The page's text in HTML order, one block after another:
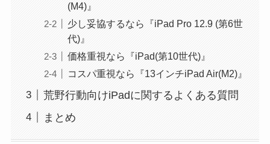
(M4)』
少し妥協するなら『iPad Pro 12.9 (第6世
代)』
価格重視なら『iPad(第10世代)』
コスパ重視なら『13インチiPad Air(M2)』
荒野行動向けiPadに関するよくある質問
まとめ